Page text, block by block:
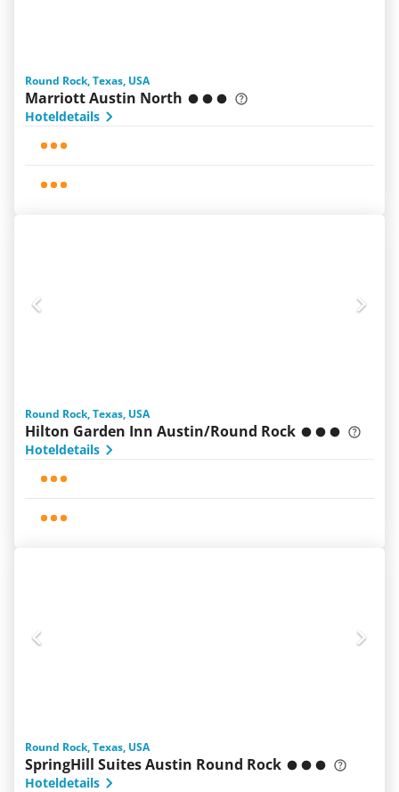
Round Rock, Texas, USA
Marriott Austin North
Hoteldetails
Round Rock, Texas, USA
Hilton Garden Inn Austin/Round Rock
Hoteldetails
Round Rock, Texas, USA
SpringHill Suites Austin Round Rock
Hoteldetails